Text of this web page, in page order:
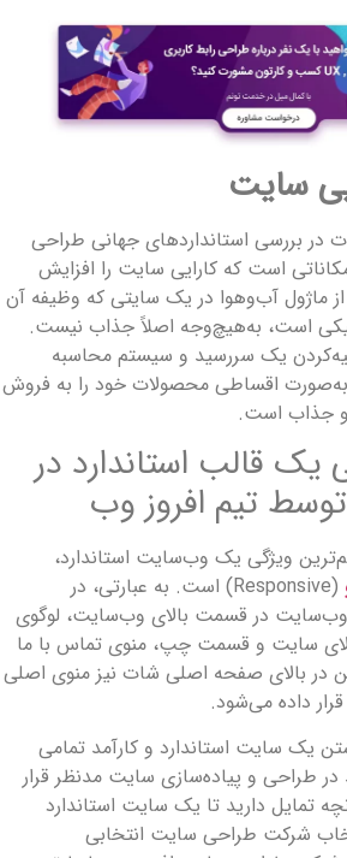
سایت
در بررسی استانداردهای جهانی طراحی
است که کارایی سایت را افزایش
ماژول آب‌وهوا در یک سایتی که وظیفه آن
است، به‌هیچ‌وجه اصلاً جذاب نیست.
یک سررسید و سیستم محاسبه
اقساطی محصولات خود را به فروش
و جذاب است.
یک قالب استاندارد در
تیم افروز وب
ویژگی یک وب‌سایت استاندارد،
(Responsive) است. به عبارتی، در
وب‌سایت در قسمت بالای وب‌سایت، لوگوی
سایت و قسمت چپ، منوی تماس با ما
در بالای صفحه اصلی شات نیز منوی اصلی
داده می‌شود.
یک سایت استاندارد و کارآمد تمامی
در طراحی و پیاده‌سازی سایت مدنظر قرار
تمایل دارید تا یک سایت استاندارد
شرکت طراحی سایت انتخابی